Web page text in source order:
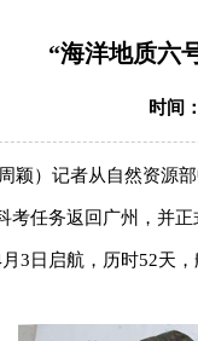
“海洋地质六
时间
颖）记者从自然资源
考任务返回广州，并正
3日启航，历时52天